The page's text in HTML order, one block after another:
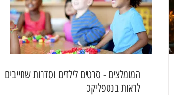
המומלצים - סרטים לילדים וסדרות שחייבים
לראות בנטפליקס